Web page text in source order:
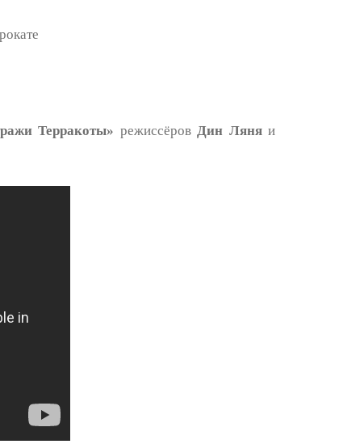
Терракоты» режиссёровДин Ляняи